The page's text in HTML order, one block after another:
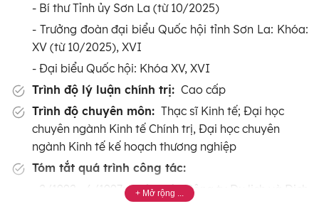
- Bí thư Tỉnh ủy Sơn La (từ 10/2025)
- Trưởng đoàn đại biểu Quốc hội tỉnh Sơn La: Khóa:
XV (từ 10/2025), XVI
- Đại biểu Quốc hội: Khóa XV, XVI
Trình độ lý luận chính trị: Cao cấp
Trình độ chuyên môn: Thạc sĩ Kinh tế; Đại học
chuyên ngành Kinh tế Chính trị, Đại học chuyên
ngành Kinh tế kế hoạch thương nghiệp
Tóm tắt quá trình công tác:
- 2/1992 - 6/1997: Nhân viên Công ty Du lịch và Dịch